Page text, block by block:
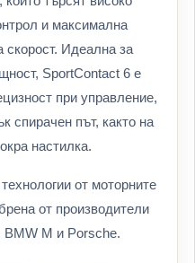
и максимална
скорост. Идеална за
SportContact 6 е
при управление,
спирачен път, както на
настилка.
от моторните
от производители
BMW M и Porsche.